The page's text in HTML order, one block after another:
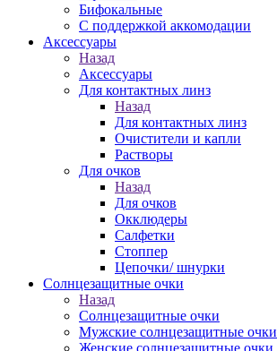
Бифокальные
С поддержкой аккомодации
Аксессуары
Назад
Аксессуары
Для контактных линз
Назад
Для контактных линз
Очистители и капли
Растворы
Для очков
Назад
Для очков
Окклюдеры
Салфетки
Стоппер
Цепочки/ шнурки
Солнцезащитные очки
Назад
Солнцезащитные очки
Мужские солнцезащитные очки
Женские солнцезащитные очки